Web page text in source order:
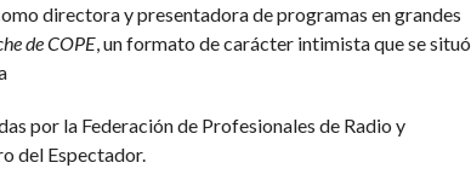
directora y presentadora de programas en grandes
de COPE, un formato de carácter intimista que se situó
por la Federación de Profesionales de Radio y
del Espectador.